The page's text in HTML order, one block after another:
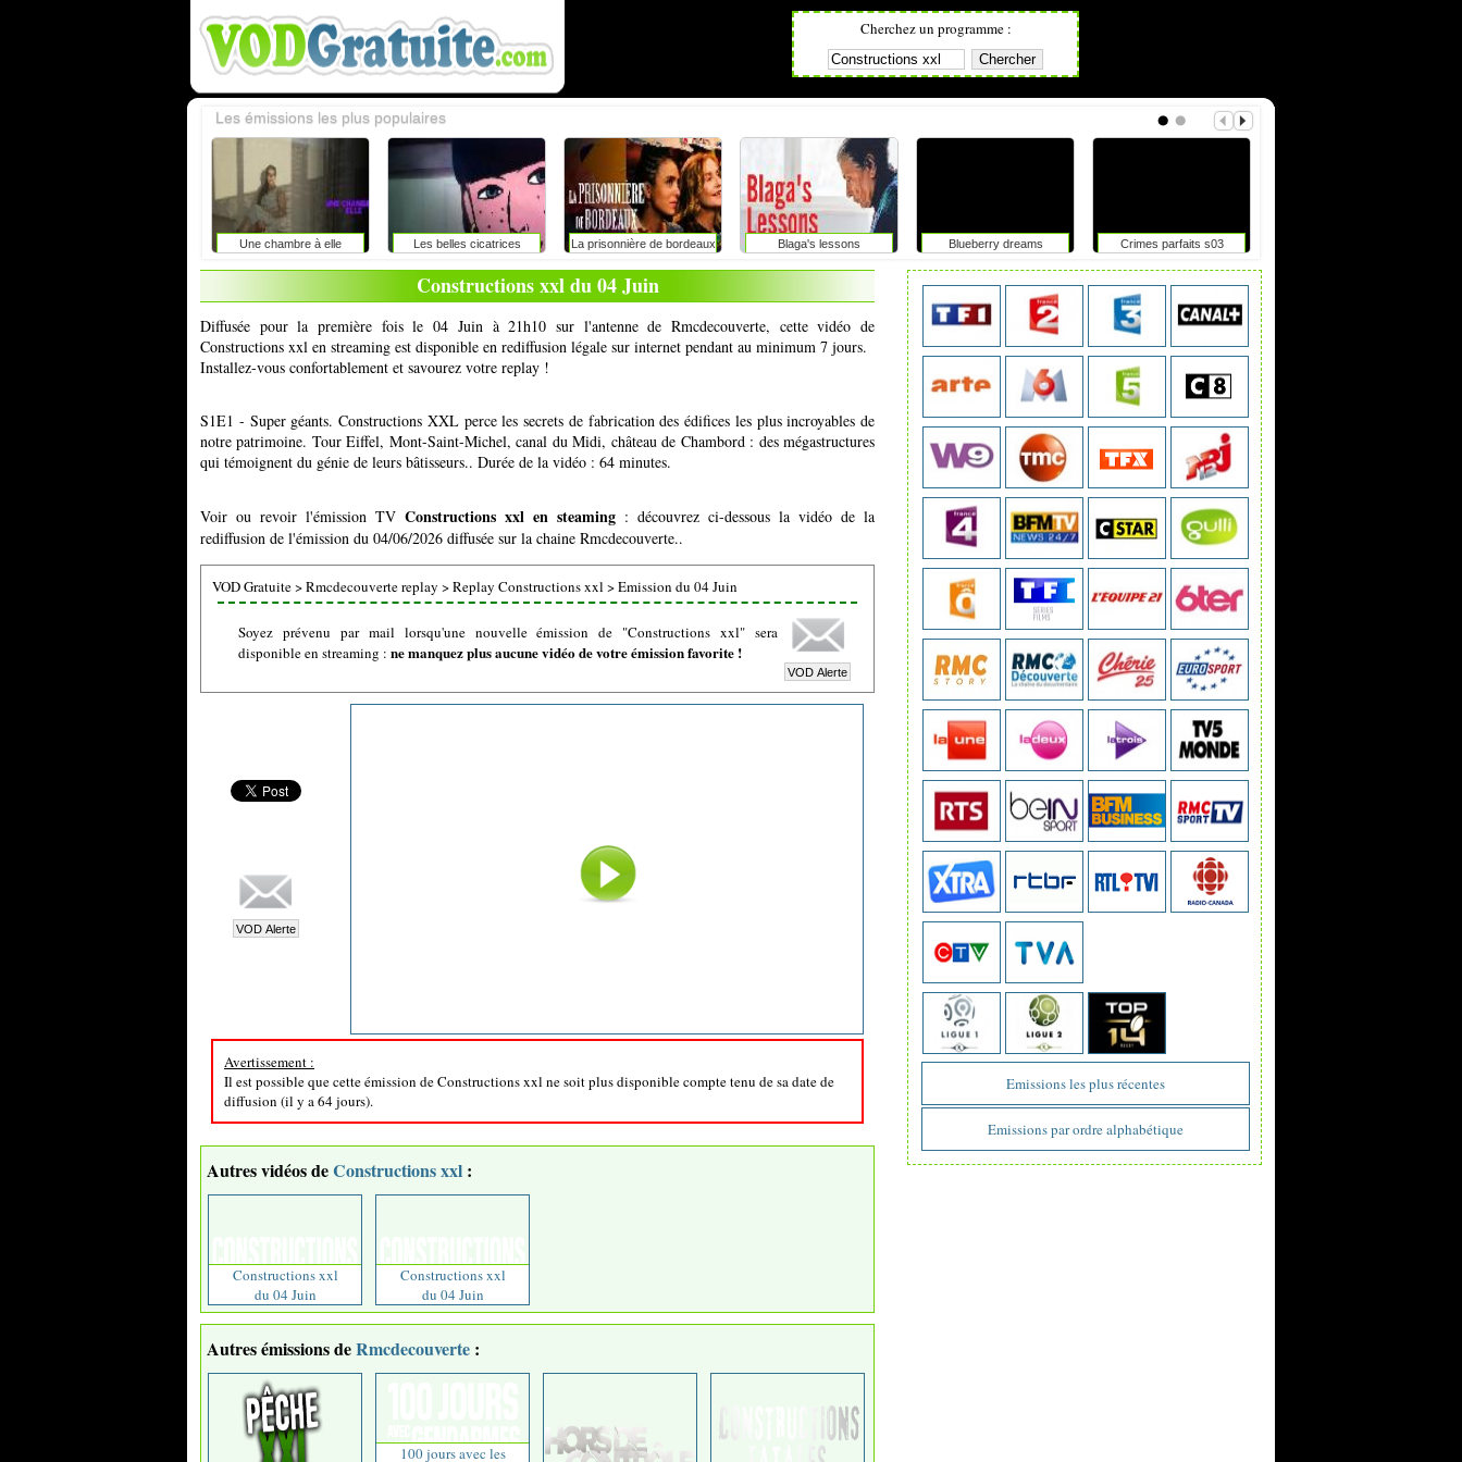
Cherchez un programme :
Une chambre à elle Les belles cicatrices La prisonnière de bordeaux Blaga's lessons Blueberry dreams Crimes parfaits s03
Les émissions les plus populaires
Emissions les plus récentes
Emissions par ordre alphabétique
Constructions xxl du 04 Juin
Diffusée pour la première fois le 04 Juin à 21h10 sur l'antenne de Rmcdecouverte, cette vidéo de
Constructions xxl en streaming est disponible en rediffusion légale sur internet pendant au minimum 7 jours.
Installez-vous confortablement et savourez votre replay !
S1E1 - Super géants. Constructions XXL perce les secrets de fabrication des édifices les plus incroyables de
notre patrimoine. Tour Eiffel, Mont-Saint-Michel, canal du Midi, château de Chambord : des mégastructures
qui témoignent du génie de leurs bâtisseurs.. Durée de la vidéo : 64 minutes.
Voir ou revoir l'émission TV Constructions xxl en steaming : découvrez ci-dessous la vidéo de la
rediffusion de l'émission du 04/06/2026 diffusée sur la chaine Rmcdecouverte..
VOD Gratuite>Rmcdecouverte replay >Replay Constructions xxl >Emission du 04 Juin
Soyez prévenu par mail lorsqu'une nouvelle émission de "Constructions xxl" sera
disponible en streaming : ne manquez plus aucune vidéo de votre émission favorite !
Avertissement :
Il est possible que cette émission de Constructions xxl ne soit plus disponible compte tenu de sa date de
diffusion (il y a 64 jours).
Autres vidéos deConstructions xxl :
Constructions xxl
du 04 Juin
Constructions xxl
du 04 Juin
Autres émissions deRmcdecouverte :
100 jours avec les